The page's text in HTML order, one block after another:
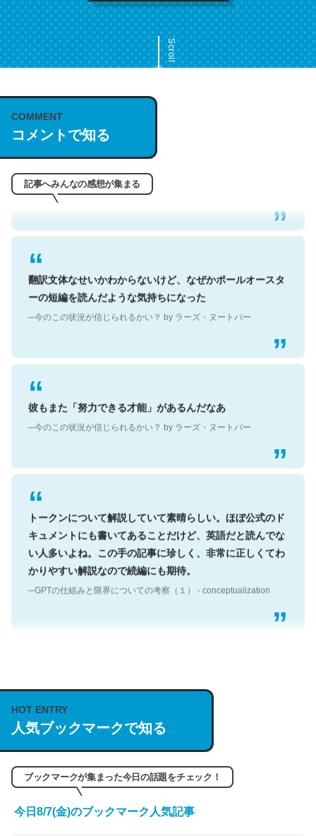
Scroll
COMMENT
コメントで知る
記事へみんなの感想が集まる
これは名文。彼はとてもクレバーなんだろうなと凄く思
う。英語少しでも読める人は原文もお勧め。自分はこの流
─今のこの状況が信じられるかい？ by ラーズ・ヌートバー
翻訳文体なせいかわからないけど、なぜかポールオースタ
ーの短編を読んだような気持ちになった
─今のこの状況が信じられるかい？ by ラーズ・ヌートバー
彼もまた「努力できる才能」があるんだなあ
─今のこの状況が信じられるかい？ by ラーズ・ヌートバー
トークンについて解説していて素晴らしい。ほぼ公式のド
キュメントにも書いてあることだけど、英語だと読んでな
い人多いよね。この手の記事に珍しく、非常に正しくてわ
かりやすい解説なので続編にも期待。
─GPTの仕組みと限界についての考察（１） - conceptualization
説してる記事が少ないので貴重な良記事。/続編来た
https://isobe324649.hatenablog.com/entry/2023/03/27
/064121
─GPTの仕組みと限界についての考察（１） - conceptualization
HOT ENTRY
人気ブックマークで知る
ブックマークが集まった今日の話題をチェック！
今日8/7(金)のブックマーク人気記事